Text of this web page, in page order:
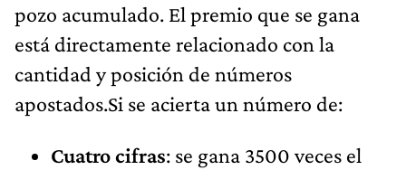
pozo acumulado. El premio que se gana
está directamente relacionado con la
cantidad y posición de números
apostados.Si se acierta un número de:
Cuatro cifras: se gana 3500 veces el